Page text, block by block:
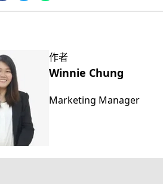
作者
Winnie Chung
Marketing Manager